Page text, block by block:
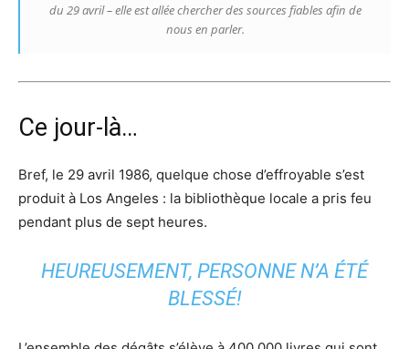
du 29 avril – elle est allée chercher des sources fiables afin de
nous en parler.
Ce jour-là…
Bref, le 29 avril 1986, quelque chose d’effroyable s’est
produit à Los Angeles : la bibliothèque locale a pris feu
pendant plus de sept heures.
HEUREUSEMENT, PERSONNE N’A ÉTÉ
BLESSÉ!